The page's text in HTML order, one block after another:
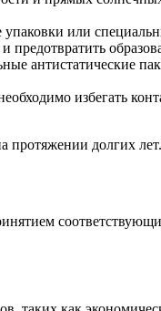
упаковки или
предотвратить
антистатические
избегать
протяжении долгих лет.